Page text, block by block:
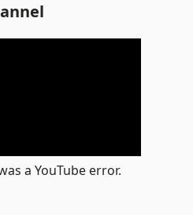
a YouTube error.